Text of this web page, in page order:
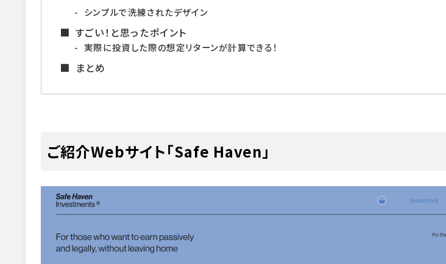
シンプルで洗練されたデザイン
すごい！と思ったポイント
実際に投資した際の想定リターンが計算できる！
まとめ
ご紹介Webサイト「Safe Haven」